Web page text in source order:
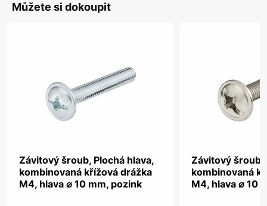
Můžete si dokoupit
Závitový šroub, Plochá hlava,
kombinovaná křížová drážka
M4, hlava ⌀ 10 mm, pozink
Závitový šroub,
kombinovaná
M4, hlava ⌀ 10